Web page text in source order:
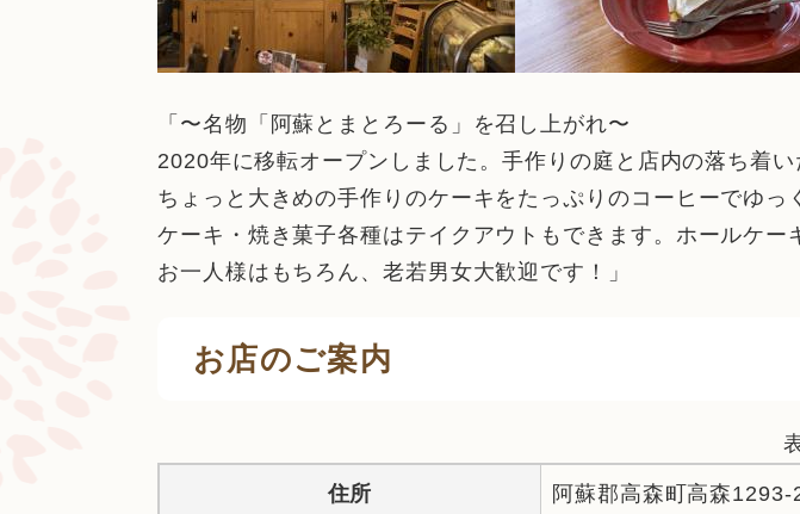
「〜名物「阿蘇とまとろーる」を召し上がれ〜
2020年に移転オープンしました。手作りの庭と店内の落ち着い
ちょっと大きめの手作りのケーキをたっぷりのコーヒーでゆっ
ケーキ・焼き菓子各種はテイクアウトもできます。ホールケー
お一人様はもちろん、老若男女大歓迎です！」
お店のご案内
住所 阿蘇郡高森町高森1293-